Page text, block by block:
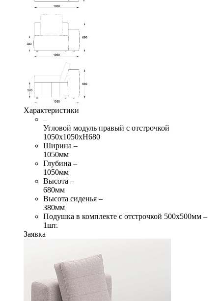
Характеристики
–
Угловой модуль правый с отстрочкой
1050х1050хН680
Ширина –
1050мм
Глубина –
1050мм
Высота –
680мм
Высота сиденья –
380мм
Подушка в комплекте с отстрочкой 500х500мм –
1шт.
Заявка